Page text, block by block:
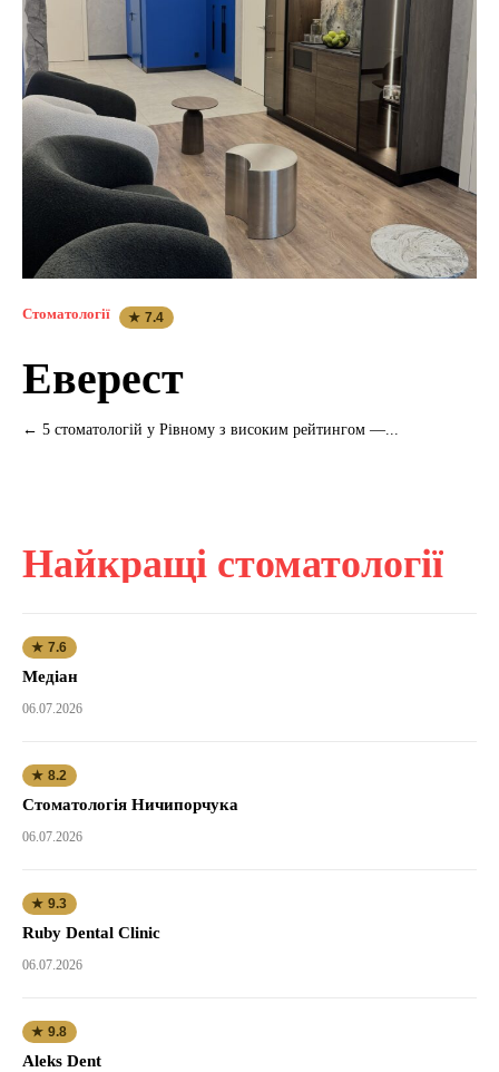
Стоматології ★ 7.4
Еверест
← 5 стоматологій у Рівному з високим рейтингом —...
Найкращі стоматології
★ 7.6
Медіан
06.07.2026
★ 8.2
Стоматологія Ничипорчука
06.07.2026
★ 9.3
Ruby Dental Clinic
06.07.2026
★ 9.8
Aleks Dent